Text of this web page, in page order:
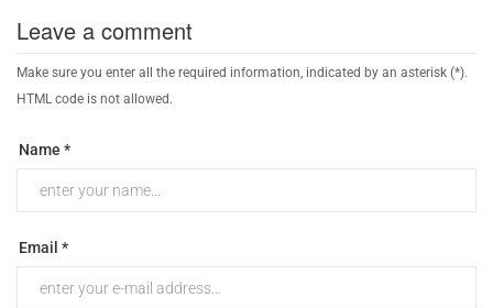
Leave a comment
Make sure you enter all the required information, indicated by an asterisk (*).
HTML code is not allowed.
Name *
Email *